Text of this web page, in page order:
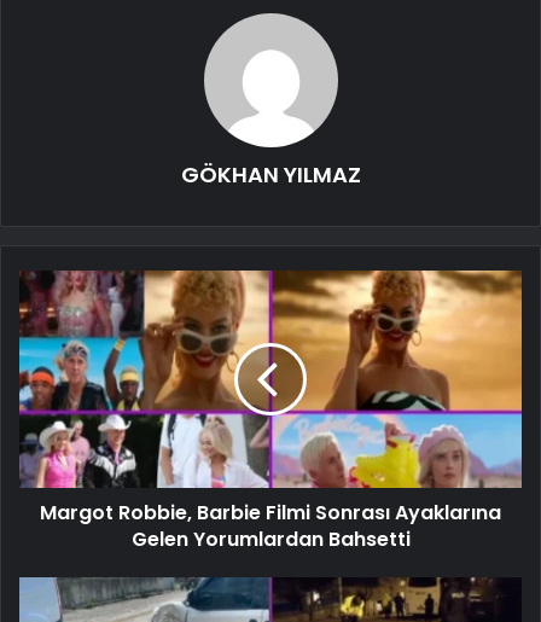
GÖKHAN YILMAZ
Margot Robbie, Barbie Filmi Sonrası Ayaklarına
Gelen Yorumlardan Bahsetti